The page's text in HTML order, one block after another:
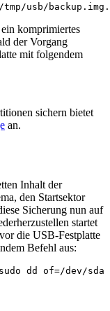
usb/
komprimiertes
der Vorgang
mit folgendem
sichern bietet
an.
Inhalt der
den Startsektor
Sicherung nun auf
startet
die USB-Festplatte
Befehl aus:
dd of=/dev/sda